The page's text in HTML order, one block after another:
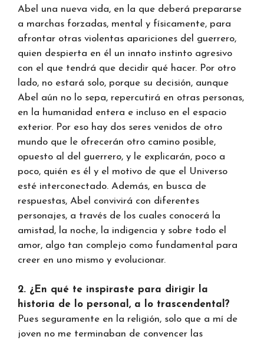
Abel una nueva vida, en la que deberá prepararse
a marchas forzadas, mental y físicamente, para
afrontar otras violentas apariciones del guerrero,
quien despierta en él un innato instinto agresivo
con el que tendrá que decidir qué hacer. Por otro
lado, no estará solo, porque su decisión, aunque
Abel aún no lo sepa, repercutirá en otras personas,
en la humanidad entera e incluso en el espacio
exterior. Por eso hay dos seres venidos de otro
mundo que le ofrecerán otro camino posible,
opuesto al del guerrero, y le explicarán, poco a
poco, quién es él y el motivo de que el Universo
esté interconectado. Además, en busca de
respuestas, Abel convivirá con diferentes
personajes, a través de los cuales conocerá la
amistad, la noche, la indigencia y sobre todo el
amor, algo tan complejo como fundamental para
creer en uno mismo y evolucionar.
2. ¿En qué te inspiraste para dirigir la
historia de lo personal, a lo trascendental?
Pues seguramente en la religión, solo que a mí de
joven no me terminaban de convencer las